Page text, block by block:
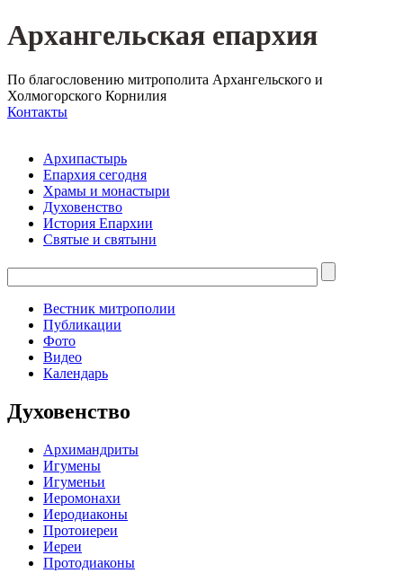
Архангельская епархия
По благословению митрополита Архангельского и
Холмогорского Корнилия
Контакты
Архипастырь
Епархия сегодня
Храмы и монастыри
Духовенство
История Епархии
Святые и святыни
Вестник митрополии
Публикации
Фото
Видео
Календарь
Духовенство
Архимандриты
Игумены
Игуменьи
Иеромонахи
Иеродиаконы
Протоиереи
Иереи
Протодиаконы